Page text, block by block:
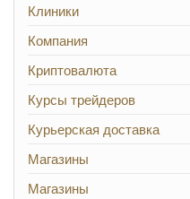
Клиники
Компания
Криптовалюта
Курсы трейдеров
Курьерская доставка
Магазины
Магазины